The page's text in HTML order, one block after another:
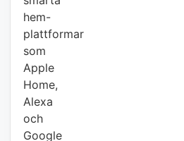
hem-
plattformar
som
Apple
Home,
Alexa
och
Google